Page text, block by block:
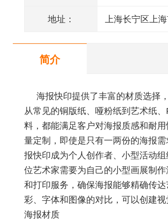
地址： 上海长宁区上
简介
海报快印提供了丰富的材质选择
从常见的铜版纸、哑粉纸到艺术纸
料，都能满足客户对海报质感和耐
量定制，即使是只有一两份的海报
报快印成为个人创作者、小型活动
位艺术家需要为自己的小型画展制
和打印服务，确保海报能够精确传
彩、字体和图像的对比，可以创建
海报材质